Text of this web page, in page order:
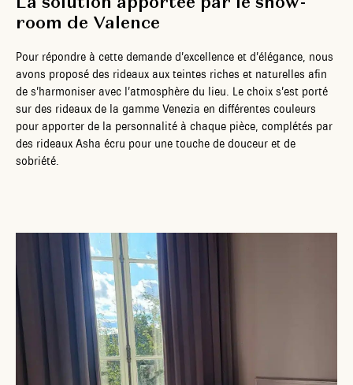
room de Valence
Pour répondre à cette demande d’excellence et d’élégance, nous
avons proposé des rideaux aux teintes riches et naturelles afin
de s’harmoniser avec l’atmosphère du lieu. Le choix s’est porté
sur des rideaux de la gamme Venezia en différentes couleurs
pour apporter de la personnalité à chaque pièce, complétés par
des rideaux Asha écru pour une touche de douceur et de
sobriété.